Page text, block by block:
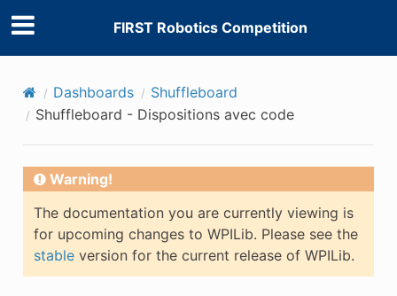
FIRST Robotics Competition
Dashboards
Shuffleboard
Shuffleboard - Dispositions avec code
Warning!
The documentation you are currently viewing is
for upcoming changes to WPILib. Please see the
stableversion for the current release of WPILib.